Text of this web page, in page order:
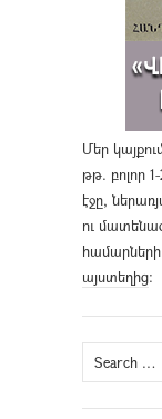
Մեր
թթ. բոլոր
էջը,
ու
այստեղից։
Search
for: